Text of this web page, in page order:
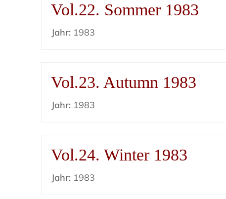
Vol.22. Sommer 1983
Jahr: 1983
Vol.23. Autumn 1983
Jahr: 1983
Vol.24. Winter 1983
Jahr: 1983